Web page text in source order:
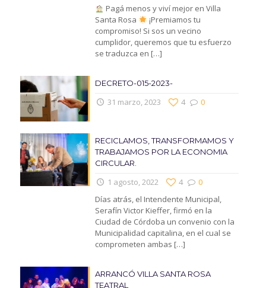
Pagá menos y viví mejor en Villa
Santa Rosa
¡Premiamos tu
compromiso! Si sos un vecino
cumplidor, queremos que tu esfuerzo
se traduzca en […]
DECRETO-015-2023-
31 marzo, 2023 0
4
RECICLAMOS, TRANSFORMAMOS Y
TRABAJAMOS POR LA ECONOMIA
CIRCULAR.
1 agosto, 2022 0
4
Días atrás, el Intendente Municipal,
Serafín Victor Kieffer, firmó en la
Ciudad de Córdoba un convenio con la
Municipalidad capitalina, en el cual se
comprometen ambas […]
ARRANCÓ VILLA SANTA ROSA
TEATRAL